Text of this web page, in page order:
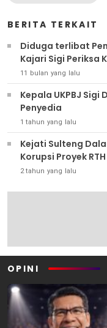
BERITA TERKAIT
Diduga terlibat
Kajari Sigi Periksa
11 bulan yang lalu
Kepala UKPBJ
Penyedia
1 tahun yang lalu
Kejati Sulteng
Korupsi Proyek
2 tahun yang lalu
OPINI